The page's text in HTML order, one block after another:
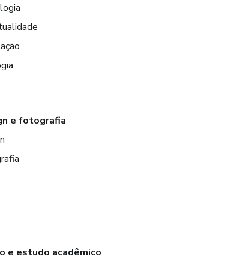
e fotografia
e estudo acadêmico